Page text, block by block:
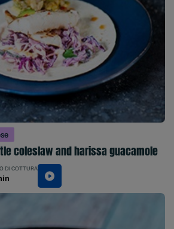
coleslaw and harissa guacamole
DI COTTURA